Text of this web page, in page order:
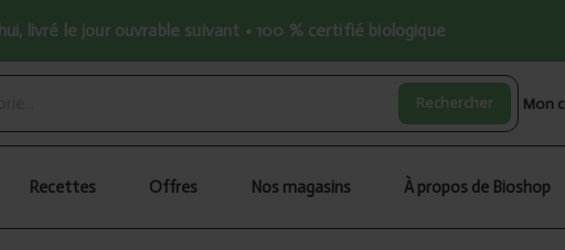
livré le jour ouvrable suivant • 100 % certifié biologique
Rechercher Mon
Recettes Offres Nos magasins À propos de Bioshop